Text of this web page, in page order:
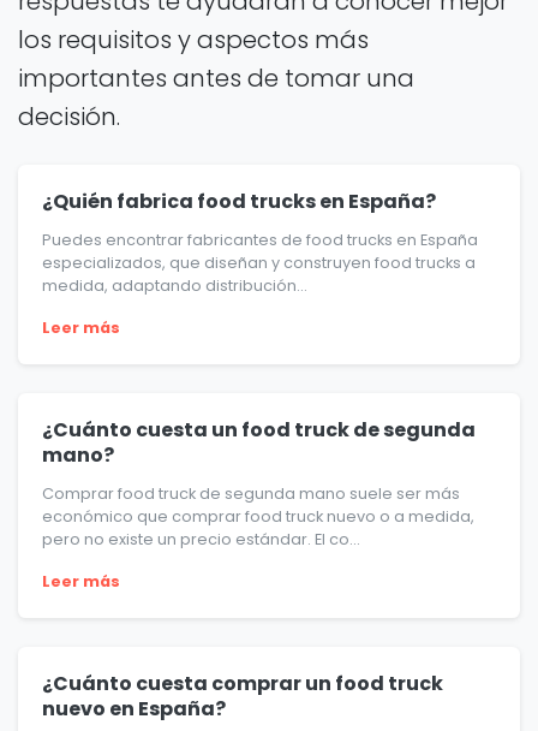
los requisitos y aspectos más
importantes antes de tomar una
decisión.
¿Quién fabrica food trucks en España?
Puedes encontrar fabricantes de food trucks en España
especializados, que diseñan y construyen food trucks a
medida, adaptando distribución...
Leer más
¿Cuánto cuesta un food truck de segunda
mano?
Comprar food truck de segunda mano suele ser más
económico que comprar food truck nuevo o a medida,
pero no existe un precio estándar. El co...
Leer más
¿Cuánto cuesta comprar un food truck
nuevo en España?